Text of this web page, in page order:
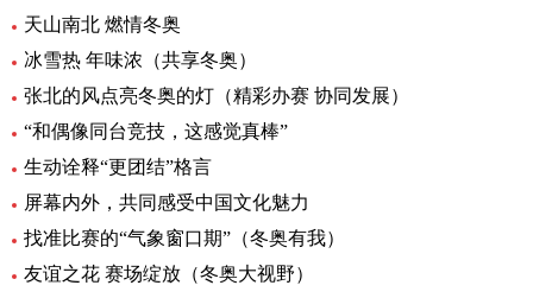
天山南北 燃情冬奥
冰雪热 年味浓（共享冬奥）
张北的风点亮冬奥的灯（精彩办赛 协同发展）
“和偶像同台竞技，这感觉真棒”
生动诠释“更团结”格言
屏幕内外，共同感受中国文化魅力
找准比赛的“气象窗口期”（冬奥有我）
友谊之花 赛场绽放（冬奥大视野）